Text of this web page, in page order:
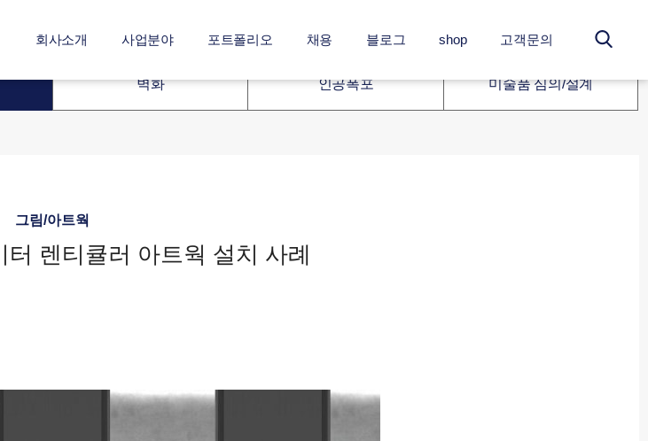
회사소개 사업분야 포트폴리오 채용 블로그 shop 고객문의
벽화 인공폭포 미술품 심의/설계
그림/아트웍
렌티큘러 아트웍 설치 사례